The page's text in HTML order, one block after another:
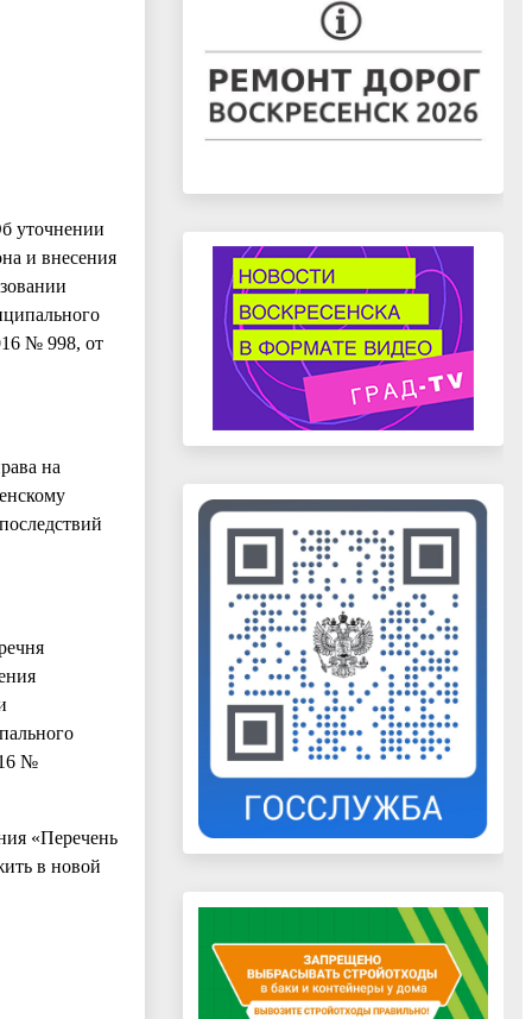
уточнении
и внесения
№ 998, от
на
№
«Перечень
в новой